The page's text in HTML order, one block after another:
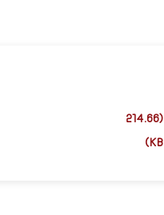
(214.66
KB)